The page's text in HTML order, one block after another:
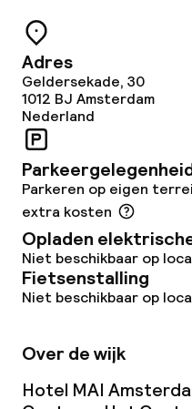
Adres
Geldersekade, 30
1012 BJ Amsterdam
Nederland
Parkeren op eigen
extra kosten
Opladen
Niet beschikbaar op
Fietsenstalling
Niet beschikbaar op
Over de wijk
Hotel MAI